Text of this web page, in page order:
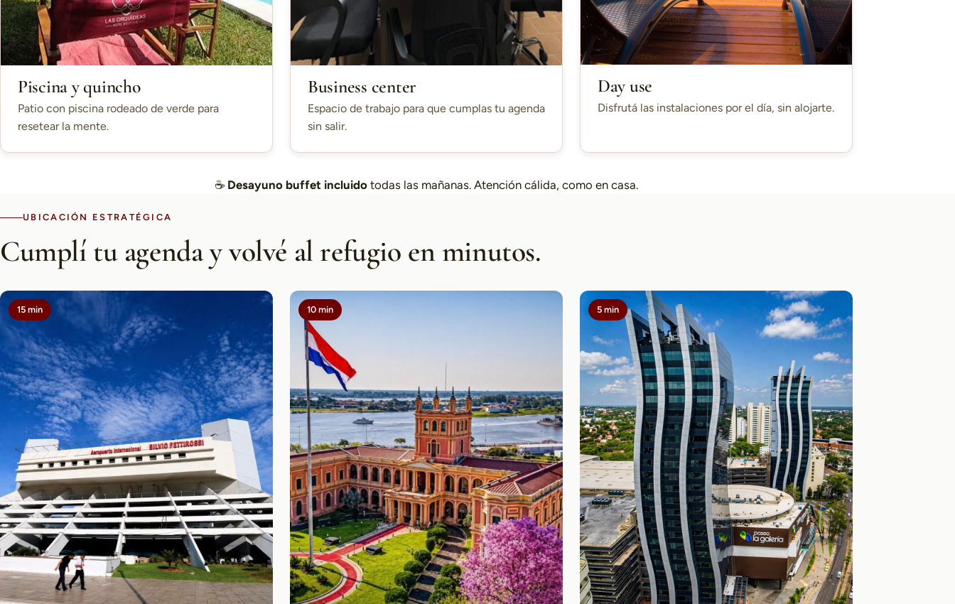
Piscina y quincho
Patio con piscina rodeado de verde para
resetear la mente.
Business center
Espacio de trabajo para que cumplas tu agenda
sin salir.
Day use
Disfrutá las instalaciones por el día, sin alojarte.
☕ Desayuno buffet incluido todas las mañanas. Atención cálida, como en casa.
UBICACIÓN ESTRATÉGICA
Cumplí tu agenda y volvé al refugio en minutos.
15 min 10 min 5 min